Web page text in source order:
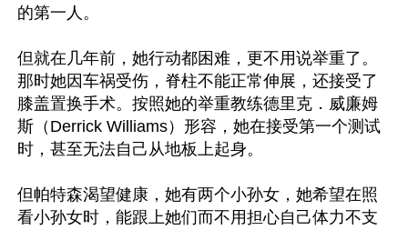
的第一人。
但就在几年前，她行动都困难，更不用说举重了。
那时她因车祸受伤，脊柱不能正常伸展，还接受了
膝盖置换手术。按照她的举重教练德里克．威廉姆
斯（Derrick Williams）形容，她在接受第一个测试
时，甚至无法自己从地板上起身。
但帕特森渴望健康，她有两个小孙女，她希望在照
看小孙女时，能跟上她们而不用担心自己体力不支